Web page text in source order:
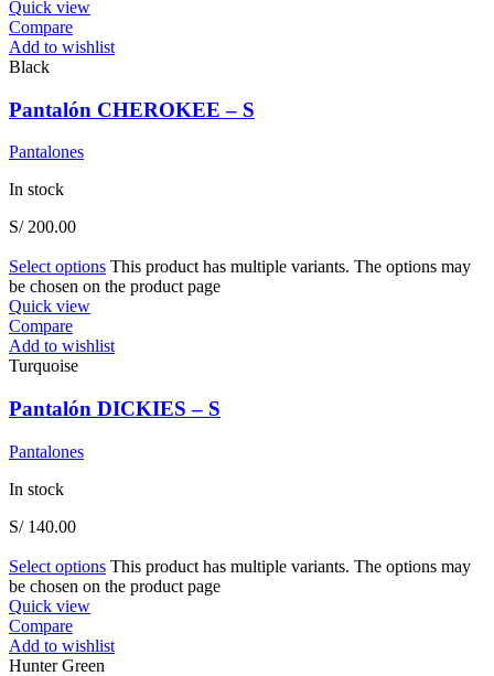
Quick view
Compare
Add to wishlist
Black
Pantalón CHEROKEE – S
Pantalones
In stock
S/200.00
Select options This product has multiple variants. The options may
be chosen on the product page
Quick view
Compare
Add to wishlist
Turquoise
Pantalón DICKIES – S
Pantalones
In stock
S/140.00
Select options This product has multiple variants. The options may
be chosen on the product page
Quick view
Compare
Add to wishlist
Hunter Green